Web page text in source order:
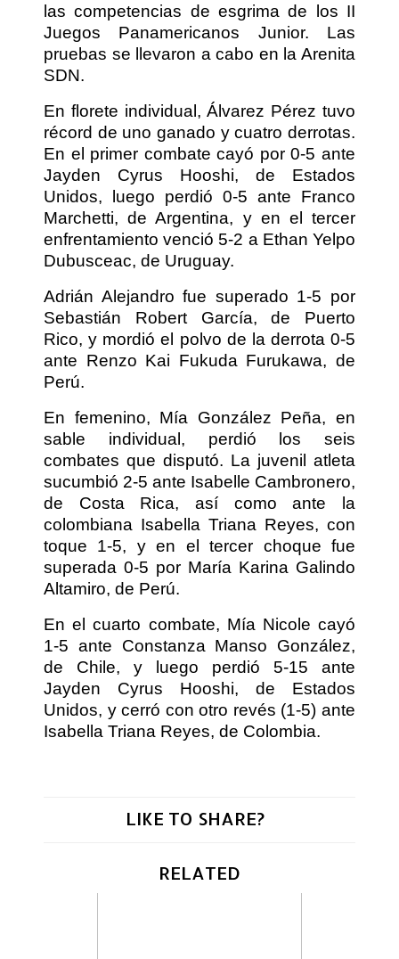
las competencias de esgrima de los II
Juegos Panamericanos Junior. Las
pruebas se llevaron a cabo en la Arenita
SDN.
En florete individual, Álvarez Pérez tuvo
récord de uno ganado y cuatro derrotas.
En el primer combate cayó por 0-5 ante
Jayden Cyrus Hooshi, de Estados
Unidos, luego perdió 0-5 ante Franco
Marchetti, de Argentina, y en el tercer
enfrentamiento venció 5-2 a Ethan Yelpo
Dubusceac, de Uruguay.
Adrián Alejandro fue superado 1-5 por
Sebastián Robert García, de Puerto
Rico, y mordió el polvo de la derrota 0-5
ante Renzo Kai Fukuda Furukawa, de
Perú.
En femenino, Mía González Peña, en
sable individual, perdió los seis
combates que disputó. La juvenil atleta
sucumbió 2-5 ante Isabelle Cambronero,
de Costa Rica, así como ante la
colombiana Isabella Triana Reyes, con
toque 1-5, y en el tercer choque fue
superada 0-5 por María Karina Galindo
Altamiro, de Perú.
En el cuarto combate, Mía Nicole cayó
1-5 ante Constanza Manso González,
de Chile, y luego perdió 5-15 ante
Jayden Cyrus Hooshi, de Estados
Unidos, y cerró con otro revés (1-5) ante
Isabella Triana Reyes, de Colombia.
LIKE TO SHARE?
RELATED